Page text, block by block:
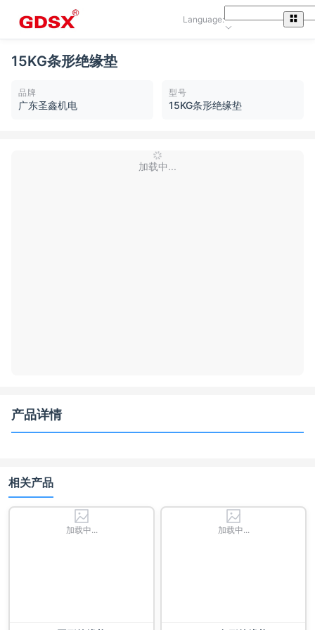
Language:
15KG条形绝缘垫
品牌
广东圣鑫机电
型号
15KG条形绝缘垫
加载中...
产品详情
相关产品
加载中... 加载中...